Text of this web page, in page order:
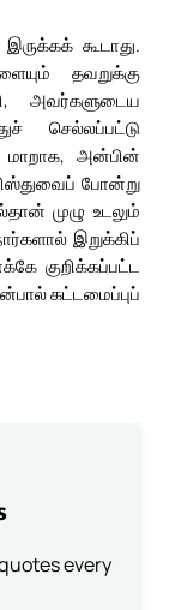
கூடாது.
தவறுக்கு
அவர்களுடைய
செல்லப்பட்டு
மாறாக, அன்பின்
போன்று
முழு உடலும்
இறுக்கிப்
குறிக்கப்பட்ட
கட்டமைப்புப்
every